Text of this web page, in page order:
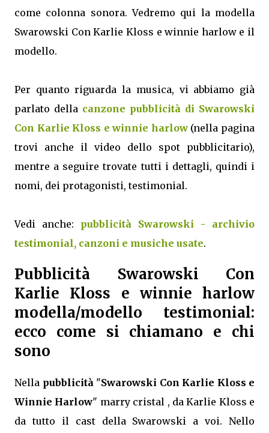
come colonna sonora. Vedremo qui la modella
Swarowski Con Karlie Kloss e winnie harlow e il
modello.
Per quanto riguarda la musica, vi abbiamo già
parlato della canzone pubblicità di Swarowski
Con Karlie Kloss e winnie harlow(nella pagina
trovi anche il video dello spot pubblicitario),
mentre a seguire trovate tutti i dettagli, quindi i
nomi, dei protagonisti, testimonial.
Vedi anche: pubblicità Swarowski - archivio
testimonial, canzoni e musiche usate.
Pubblicità Swarowski Con
Karlie Kloss e winnie harlow
modella/modello testimonial:
ecco come si chiamano e chi
sono
Nella pubblicità "Swarowski Con Karlie Kloss e
Winnie Harlow" marry cristal , da Karlie Kloss e
da tutto il cast della Swarowski a voi. Nello